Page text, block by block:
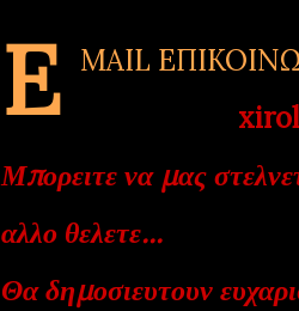
E MAIL
Μπορειτε να μας
αλλο θελετε...
Θα δημοσιευτουν